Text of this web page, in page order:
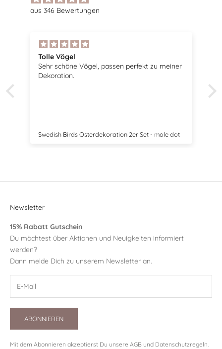
aus 346 Bewertungen
Tolle Vögel
Sehr schöne Vögel, passen perfekt zu meiner
Dekoration.
Swedish Birds Osterdekoration 2er Set - mole dot
Newsletter
15% Rabatt Gutschein
Du möchtest über Aktionen und Neuigkeiten informiert
werden?
Dann melde Dich zu unserem Newsletter an.
ABONNIEREN
Mit dem Abonnieren akzeptierst Du unsere AGB und Datenschutzregeln